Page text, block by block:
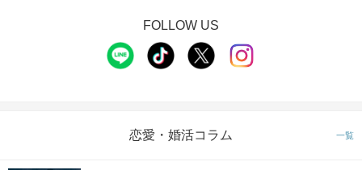
FOLLOW US
恋愛・婚活コラム 一覧